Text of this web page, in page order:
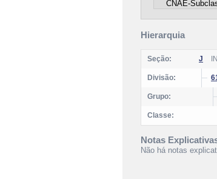
Hierarquia
Seção: J
Divisão:
Grupo:
Classe:
Notas
Não há notas